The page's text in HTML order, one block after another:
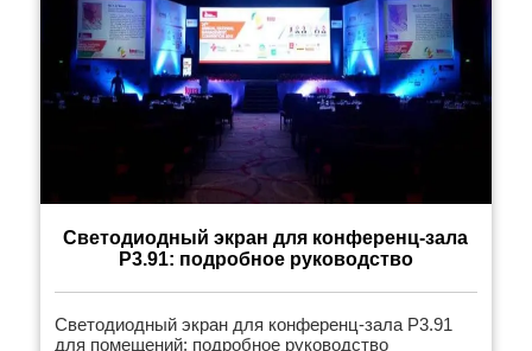
Светодиодный экран для конференц-зала
P3.91: подробное руководство
Светодиодный экран для конференц-зала P3.91
для помещений: подробное руководство